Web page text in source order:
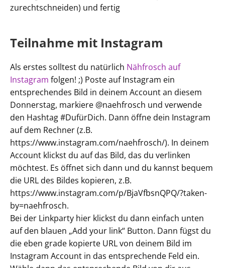
zurechtschneiden) und fertig
Teilnahme mit Instagram
Als erstes solltest du natürlich Nähfrosch auf
Instagram folgen! ;) Poste auf Instagram ein
entsprechendes Bild in deinem Account an diesem
Donnerstag, markiere @naehfrosch und verwende
den Hashtag #DufürDich. Dann öffne dein Instagram
auf dem Rechner (z.B.
https://www.instagram.com/naehfrosch/). In deinem
Account klickst du auf das Bild, das du verlinken
möchtest. Es öffnet sich dann und du kannst bequem
die URL des Bildes kopieren, z.B.
https://www.instagram.com/p/BjaVfbsnQPQ/?taken-
by=naehfrosch.
Bei der Linkparty hier klickst du dann einfach unten
auf den blauen „Add your link“ Button. Dann fügst du
die eben grade kopierte URL von deinem Bild im
Instagram Account in das entsprechende Feld ein.